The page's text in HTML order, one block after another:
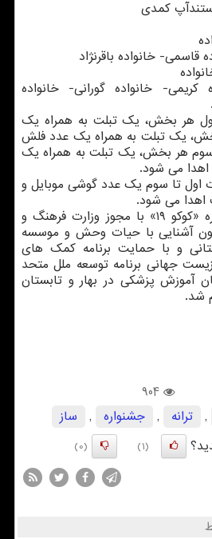
کمدی
قاسمی- خانواده باقرنژاد
کریمی- خانواده گورانی- خانواده
هر بخش، یک تبلت به همراه یک
یک تبلت به همراه یک عدد فلش
نفر سوم هر بخش، یک تبلت به همراه یک
اول تا سوم یک عدد گوشی موبایل و
اهدا می شود.
بر طبق این خبر، جشنواره «کوکو ۱۹» با مجوز وزارت فرهنگ و
آشنایی با حیات وحش و موسسه
و با حمایت برنامه کمک های
جهانی برنامه توسعه ملل متحد
آموزش پزشکی در بهار و تابستان
904
, ترانه , جشنواره ,
ساز
(1)
(0)